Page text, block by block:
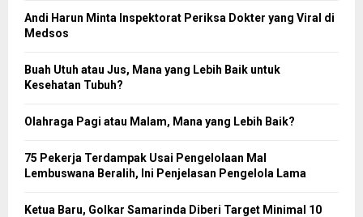
Andi Harun Minta Inspektorat Periksa Dokter yang Viral di
Medsos
Buah Utuh atau Jus, Mana yang Lebih Baik untuk
Kesehatan Tubuh?
Olahraga Pagi atau Malam, Mana yang Lebih Baik?
75 Pekerja Terdampak Usai Pengelolaan Mal
Lembuswana Beralih, Ini Penjelasan Pengelola Lama
Ketua Baru, Golkar Samarinda Diberi Target Minimal 10